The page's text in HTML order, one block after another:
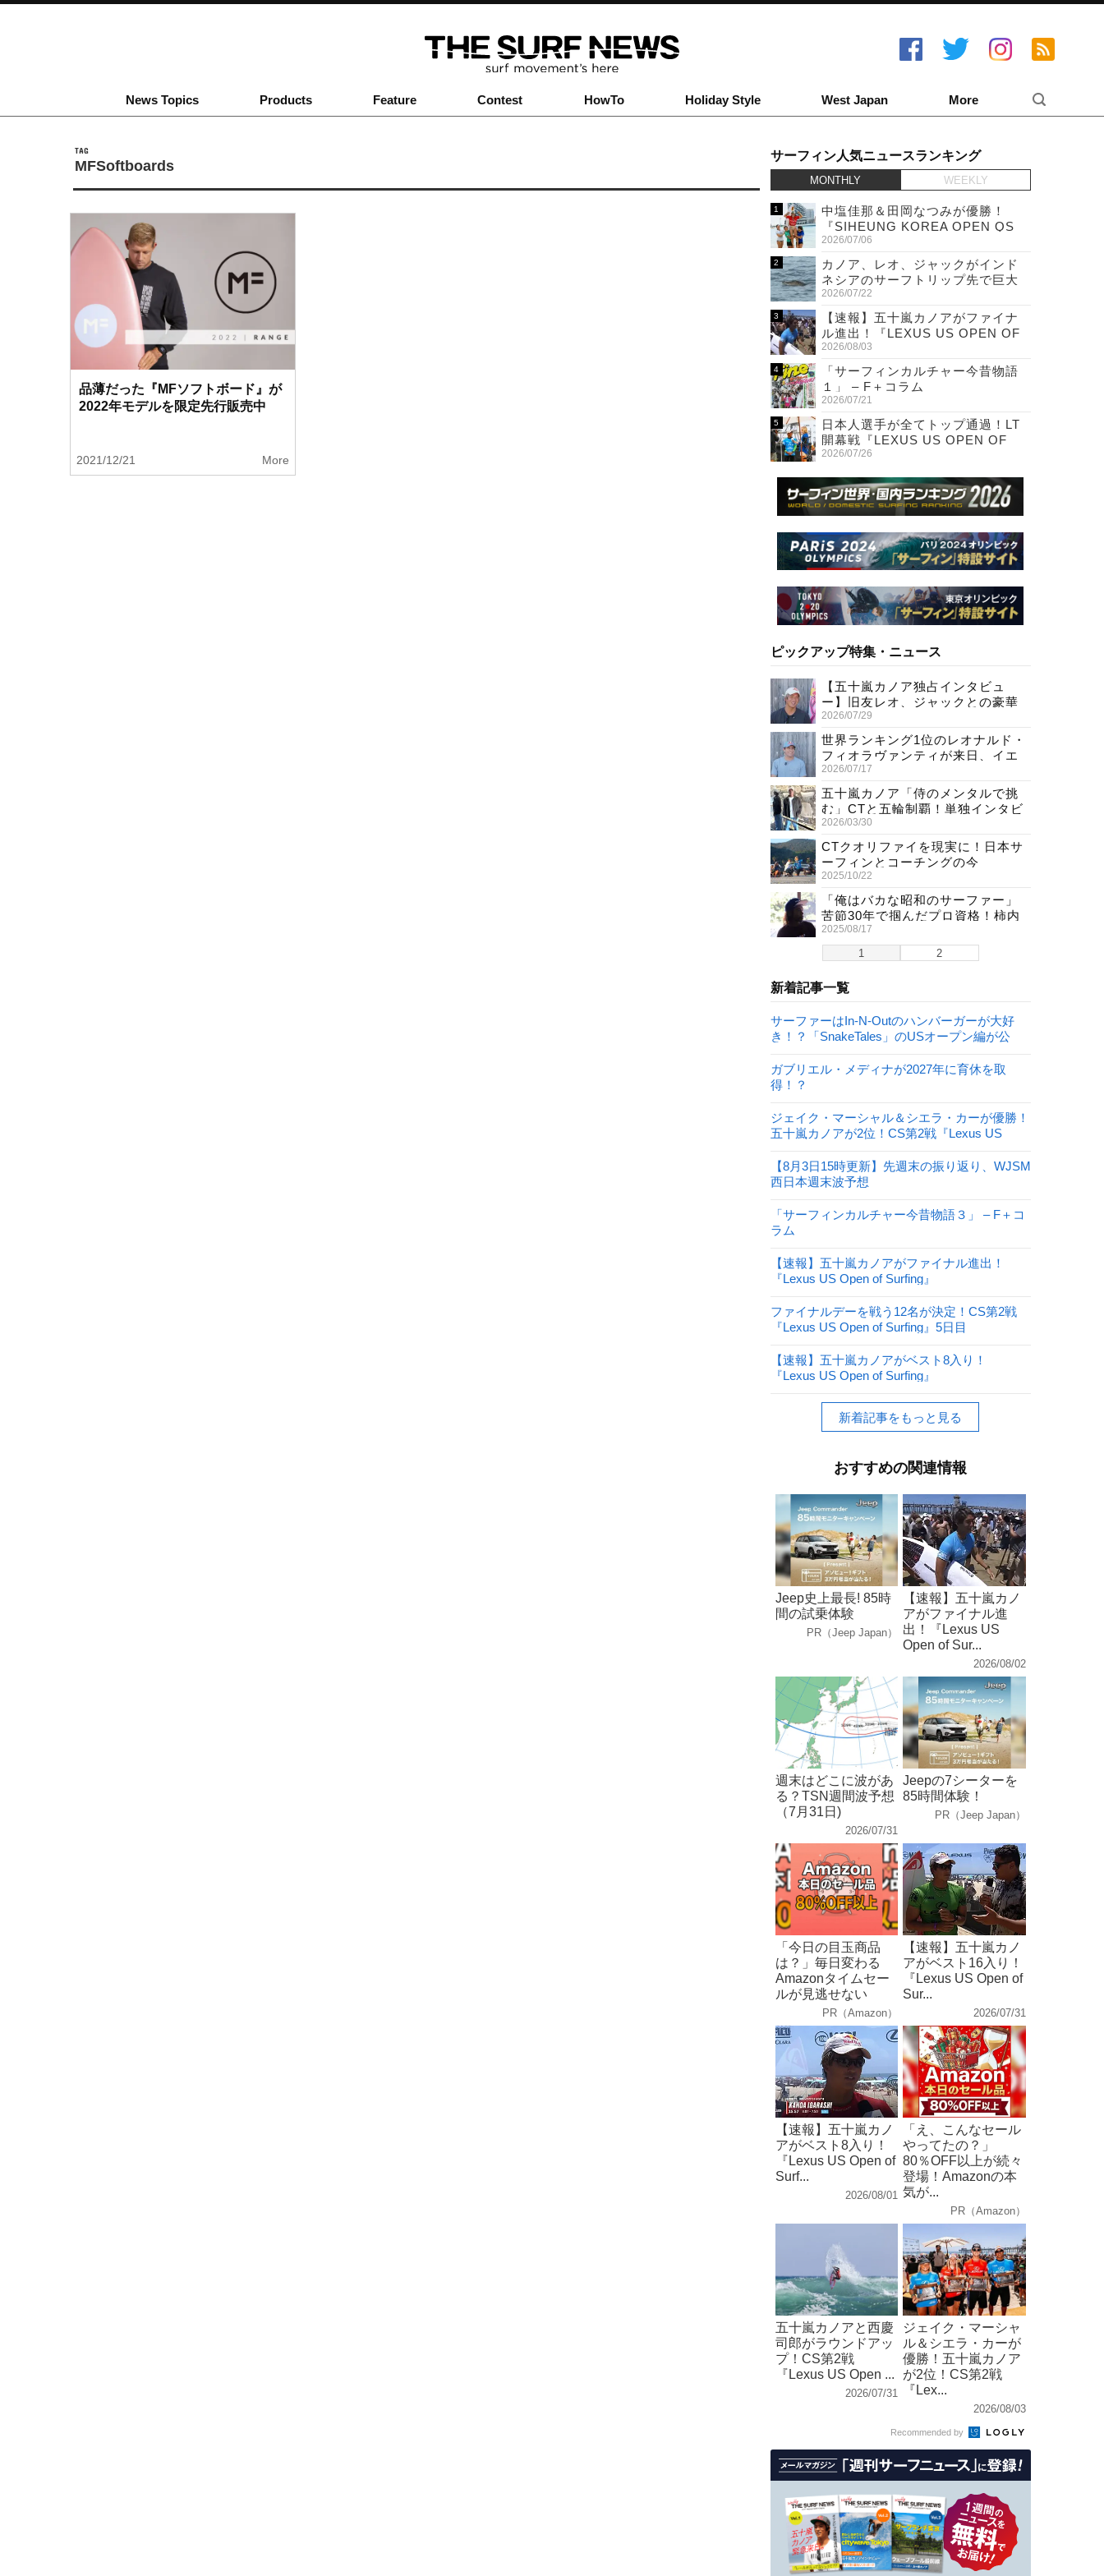
News Topics Products Feature Contest HowTo Holiday Style West Japan More
TAG
MFSoftboards
品薄だった『MFソフトボード』が
2022年モデルを限定先行販売中
2021/12/21 More
サーフィン人気ニュースランキング
MONTHLY WEEKLY
中塩佳那＆田岡なつみが優勝！
『SIHEUNG KOREA OPEN QS
6,000 & LQS』
2026/07/06
カノア、レオ、ジャックがインド
ネシアのサーフトリップ先で巨大
ワニと遭遇！
2026/07/22
【速報】五十嵐カノアがファイナ
ル進出！『LEXUS US OPEN OF
SURFING』
2026/08/03
「サーフィンカルチャー今昔物語
１」 – F＋コラム
2026/07/21
日本人選手が全てトップ通過！LT
開幕戦『LEXUS US OPEN OF
SURFING』初日
2026/07/26
ピックアップ特集・ニュース
1 2
【五十嵐カノア独占インタビュ
ー】旧友レオ、ジャックとの豪華
プライベートセッション
2026/07/29
世界ランキング1位のレオナルド・
フィオラヴァンティが来日、イエ
ロージャージ獲得直後の独占イン
タビュー
2026/07/17
五十嵐カノア「侍のメンタルで挑
む」CTと五輪制覇！単独インタビ
ューで熱弁
2026/03/30
CTクオリファイを現実に！日本サ
ーフィンとコーチングの今
2025/10/22
「俺はバカな昭和のサーファー」
苦節30年で掴んだプロ資格！柿内
聖文(54)の生き様
2025/08/17
新着記事一覧
サーファーはIn-N-Outのハンバーガーが大好
き！？「SnakeTales」のUSオープン編が公
ガブリエル・メディナが2027年に育休を取
得！？
ジェイク・マーシャル＆シエラ・カーが優勝！
五十嵐カノアが2位！CS第2戦『Lexus US
【8月3日15時更新】先週末の振り返り、WJSM
西日本週末波予想
「サーフィンカルチャー今昔物語３」 – F＋コ
ラム
【速報】五十嵐カノアがファイナル進出！
『Lexus US Open of Surfing』
ファイナルデーを戦う12名が決定！CS第2戦
『Lexus US Open of Surfing』5日目
【速報】五十嵐カノアがベスト8入り！
『Lexus US Open of Surfing』
新着記事をもっと見る
おすすめの関連情報
Jeep史上最長! 85時
間の試乗体験
PR（Jeep Japan）
【速報】五十嵐カノ
アがファイナル進
出！『Lexus US
Open of Sur...
2026/08/02
週末はどこに波があ
る？TSN週間波予想
（7月31日)
2026/07/31
Jeepの7シーターを
85時間体験！
PR（Jeep Japan）
「今日の目玉商品
は？」毎日変わる
Amazonタイムセー
ルが見逃せない
PR（Amazon）
【速報】五十嵐カノ
アがベスト16入り！
『Lexus US Open of
Sur...
2026/07/31
【速報】五十嵐カノ
アがベスト8入り！
『Lexus US Open of
Surf...
2026/08/01
「え、こんなセール
やってたの？」
80％OFF以上が続々
登場！Amazonの本
気が...
PR（Amazon）
五十嵐カノアと西慶
司郎がラウンドアッ
プ！CS第2戦
『Lexus US Open ...
2026/07/31
ジェイク・マーシャ
ル＆シエラ・カーが
優勝！五十嵐カノア
が2位！CS第2戦
『Lex...
2026/08/03
Recommended by